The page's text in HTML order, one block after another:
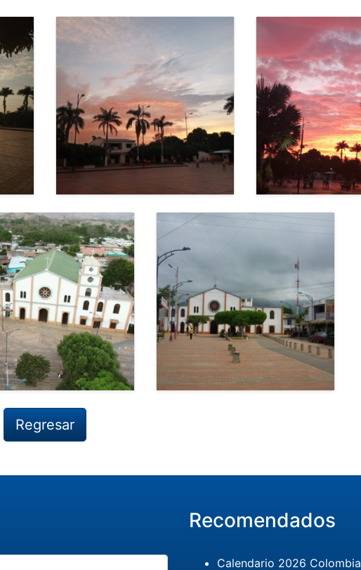
Regresar
Recomendados
Calendario 2026 Colombia